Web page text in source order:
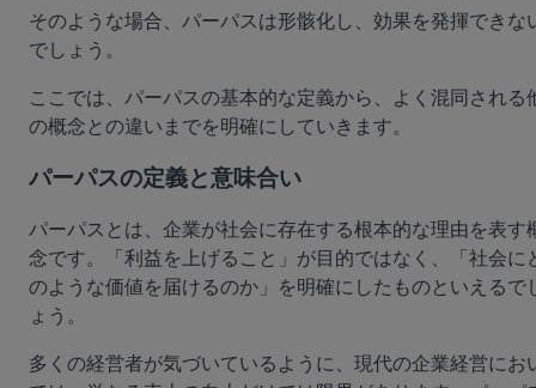
そのような場合、パーパスは形骸化し、効果を発揮できな
でしょう。
ここでは、パーパスの基本的な定義から、よく混同される
の概念との違いまでを明確にしていきます。
パーパスの定義と意味合い
パーパスとは、企業が社会に存在する根本的な理由を表す
念です。「利益を上げること」が目的ではなく、「社会に
のような価値を届けるのか」を明確にしたものといえるで
ょう。
多くの経営者が気づいているように、現代の企業経営にお